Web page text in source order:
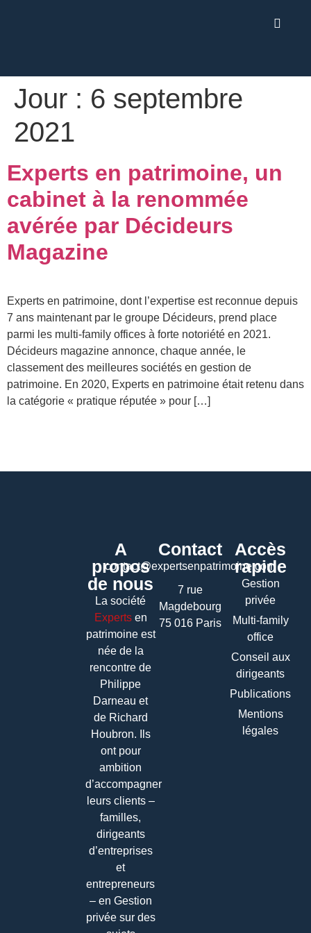
Jour : 6 septembre
2021
Experts en patrimoine, un
cabinet à la renommée
avérée par Décideurs
Magazine
Experts en patrimoine, dont l’expertise est reconnue depuis
7 ans maintenant par le groupe Décideurs, prend place
parmi les multi-family offices à forte notoriété en 2021.
Décideurs magazine annonce, chaque année, le
classement des meilleures sociétés en gestion de
patrimoine. En 2020, Experts en patrimoine était retenu dans
la catégorie « pratique réputée » pour […]
A
propos
de nous
La société
Expertsen
patrimoine est
née de la
rencontre de
Philippe
Darneau et
de Richard
Houbron. Ils
ont pour
ambition
d’accompagner
leurs clients –
familles,
dirigeants
d’entreprises
et
entrepreneurs
– en Gestion
privée sur des
Contact
contact@expertsenpatrimoine.com
7 rue
Magdebourg
75 016 Paris
Accès
rapide
Gestion
privée
Multi-family
office
Conseil aux
dirigeants
Publications
Mentions
légales